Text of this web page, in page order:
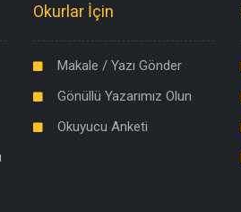
Okurlar İçin
Makale / Yazı Gönder
Gönüllü Yazarımız Olun
Okuyucu Anketi